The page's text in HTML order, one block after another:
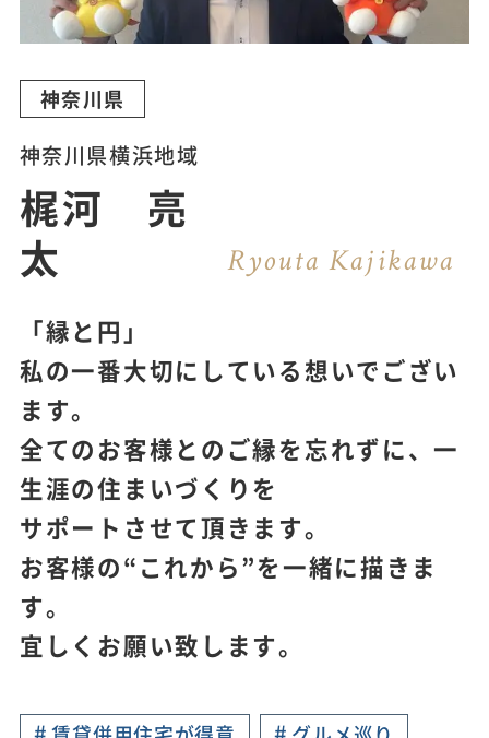
神奈川県
神奈川県横浜地域
梶河 亮
太
Ryouta Kajikawa
「縁と円」
私の一番大切にしている想いでござい
ます。
全てのお客様とのご縁を忘れずに、一
生涯の住まいづくりを
サポートさせて頂きます。
お客様の“これから”を一緒に描きま
す。
宜しくお願い致します。